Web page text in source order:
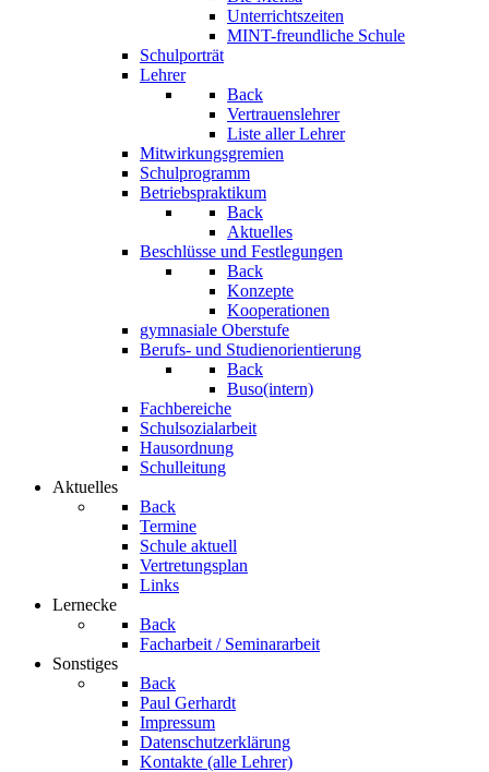
Unterrichtszeiten
MINT-freundliche Schule
Schulporträt
Lehrer
Back
Vertrauenslehrer
Liste aller Lehrer
Mitwirkungsgremien
Schulprogramm
Betriebspraktikum
Back
Aktuelles
Beschlüsse und Festlegungen
Back
Konzepte
Kooperationen
gymnasiale Oberstufe
Berufs- und Studienorientierung
Back
Buso(intern)
Fachbereiche
Schulsozialarbeit
Hausordnung
Schulleitung
Aktuelles
Back
Termine
Schule aktuell
Vertretungsplan
Links
Lernecke
Back
Facharbeit / Seminararbeit
Sonstiges
Back
Paul Gerhardt
Impressum
Datenschutzerklärung
Kontakte (alle Lehrer)